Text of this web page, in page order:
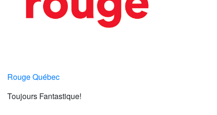
Rouge Québec
Toujours Fantastique!